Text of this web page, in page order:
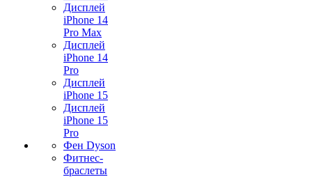
Дисплей
iPhone 14
Pro Max
Дисплей
iPhone 14
Pro
Дисплей
iPhone 15
Дисплей
iPhone 15
Pro
Фен Dyson
Фитнес-
браслеты